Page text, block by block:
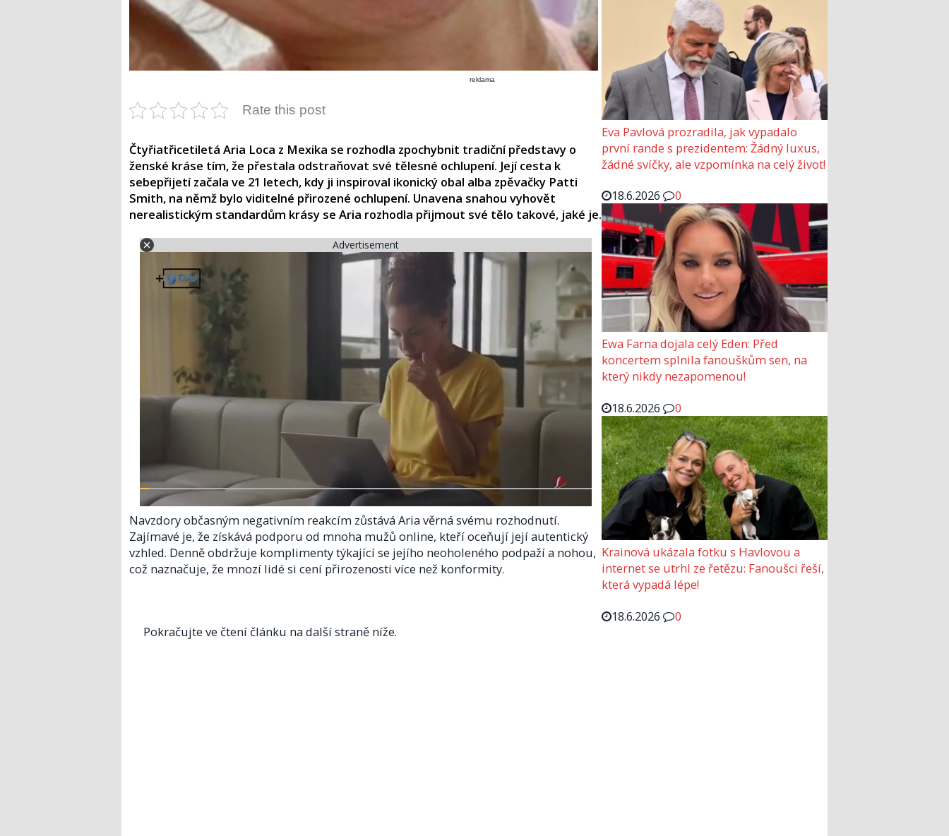
reklama
Rate this post
Čtyřiatřicetiletá Aria Loca z Mexika se rozhodla zpochybnit tradiční představy o
ženské kráse tím, že přestala odstraňovat své tělesné ochlupení. Její cesta k
sebepřijetí začala ve 21 letech, kdy ji inspiroval ikonický obal alba zpěvačky Patti
Smith, na němž bylo viditelné přirozené ochlupení. Unavena snahou vyhovět
nerealistickým standardům krásy se Aria rozhodla přijmout své tělo takové, jaké je.
Advertisement
Navzdory občasným negativním reakcím zůstává Aria věrná svému rozhodnutí.
Zajímavé je, že získává podporu od mnoha mužů online, kteří oceňují její autentický
vzhled. Denně obdržuje komplimenty týkající se jejího neoholeného podpaží a nohou,
což naznačuje, že mnozí lidé si cení přirozenosti více než konformity.
Pokračujte ve čtení článku na další straně níže.
Eva Pavlová prozradila, jak vypadalo
první rande s prezidentem: Žádný luxus,
žádné svíčky, ale vzpomínka na celý život!
18.6.2026
0
Ewa Farna dojala celý Eden: Před
koncertem splnila fanouškům sen, na
který nikdy nezapomenou!
18.6.2026
0
Krainová ukázala fotku s Havlovou a
internet se utrhl ze řetězu: Fanoušci řeší,
která vypadá lépe!
18.6.2026
0